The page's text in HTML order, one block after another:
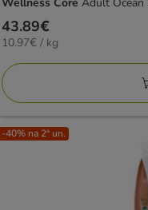
Preço
43.89€
43.89€
10.97€
KG
10.97€ / kg
-40% na 2ª un.